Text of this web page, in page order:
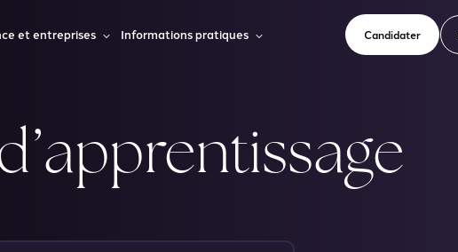
et entreprises Informations pratiques Candidater